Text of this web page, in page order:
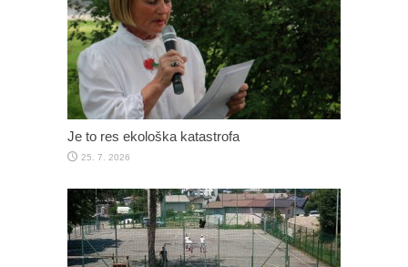
Je to res ekološka katastrofa
25. 7. 2026